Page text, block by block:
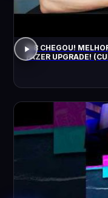
8.8 CHEGOU!
FAZER UPGRADE!